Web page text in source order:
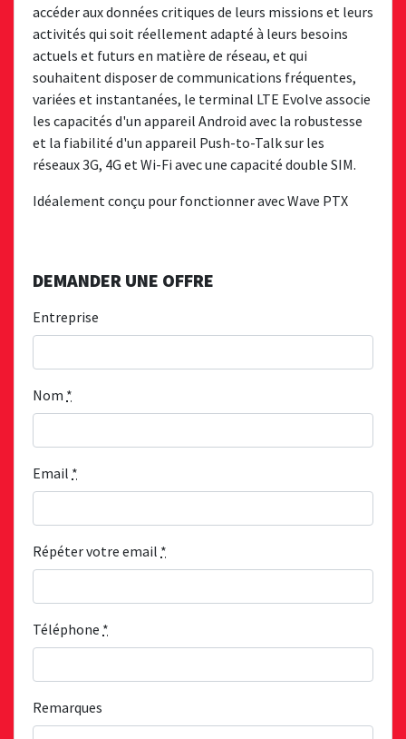
accéder aux données critiques de leurs missions et leurs
activités qui soit réellement adapté à leurs besoins
actuels et futurs en matière de réseau, et qui
souhaitent disposer de communications fréquentes,
variées et instantanées, le terminal LTE Evolve associe
les capacités d'un appareil Android avec la robustesse
et la fiabilité d'un appareil Push-to-Talk sur les
réseaux 3G, 4G et Wi-Fi avec une capacité double SIM.
Idéalement conçu pour fonctionner avec Wave PTX
DEMANDER UNE OFFRE
Entreprise
Nom *
Email *
Répéter votre email *
Téléphone *
Remarques